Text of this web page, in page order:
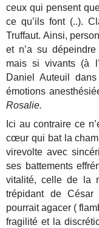
ceux qui pensent
ce qu’ils font (..).
Truffaut. Ainsi,
et n’a su
mais si vivants (à
Daniel Auteuil dans
émotions
Rosalie.
Ici au contraire ce
cœur qui bat la
virevolte avec
ses battements
vitalité, celle de la
trépidant de
pourrait agacer (
fragilité et la